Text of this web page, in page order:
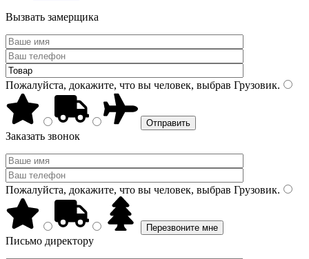
Вызвать замерщика
Пожалуйста, докажите, что вы человек, выбрав Грузовик.
Заказать звонок
Пожалуйста, докажите, что вы человек, выбрав Грузовик.
Письмо директору